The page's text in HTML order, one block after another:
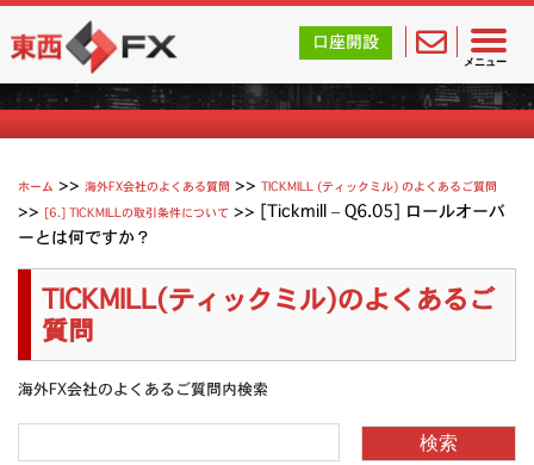
メニュー
東西FX｜海外FX会社（ブローカー）の無料口座開設サポ
口座開設
Tickmill (ティックミル) よくあるご質問
ホーム >>海外FX会社のよくある質問 >>TICKMILL (ティックミル) のよくあるご質問
>> [6.] TICKMILLの取引条件について >> [Tickmill – Q6.05] ロールオーバ
ーとは何ですか？
TICKMILL(ティックミル)のよくあるご
質問
海外FX会社のよくあるご質問内検索